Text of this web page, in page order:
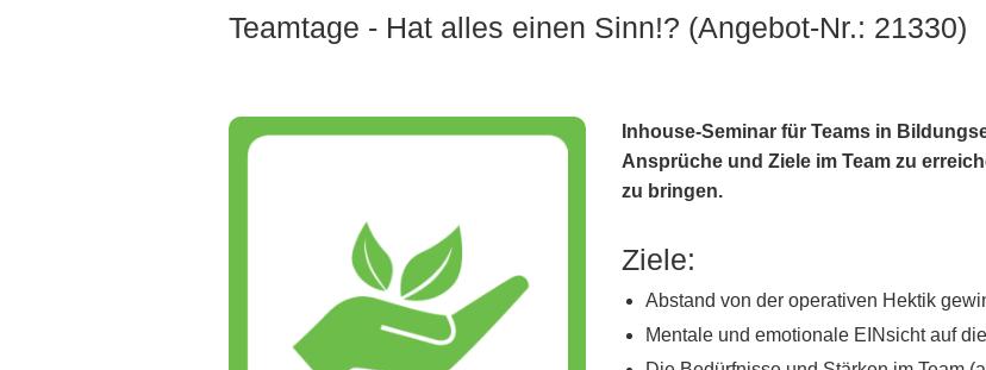
Teamtage - Hat alles einen Sinn!? (Angebot-Nr.: 21330)
Inhouse-Seminar für Teams in
Ansprüche und Ziele im Team zu
zu bringen.
Ziele:
Abstand von der operativen Hektik
Mentale und emotionale EINsicht auf